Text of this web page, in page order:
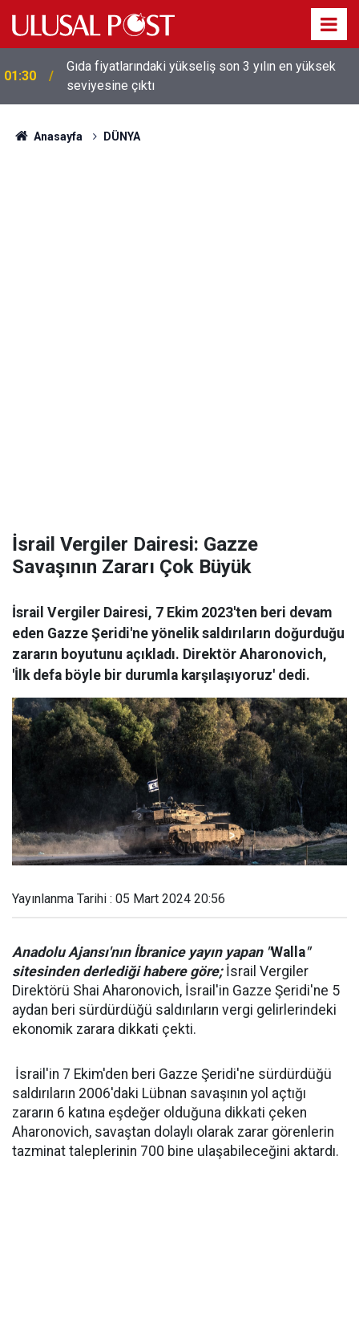
01:26
Galatasaray'dan sekiz kişi hakkında savcılığa suç
duyurusu
Anasayfa DÜNYA
İsrail Vergiler Dairesi: Gazze
Savaşının Zararı Çok Büyük
İsrail Vergiler Dairesi, 7 Ekim 2023'ten beri devam
eden Gazze Şeridi'ne yönelik saldırıların doğurduğu
zararın boyutunu açıkladı. Direktör Aharonovich,
'İlk defa böyle bir durumla karşılaşıyoruz' dedi.
Yayınlanma Tarihi : 05 Mart 2024 20:56
Anadolu Ajansı'nın İbranice yayın yapan "Walla"
sitesinden derlediği habere göre;İsrail Vergiler
Direktörü Shai Aharonovich, İsrail'in Gazze Şeridi'ne 5
aydan beri sürdürdüğü saldırıların vergi gelirlerindeki
ekonomik zarara dikkati çekti.
İsrail'in 7 Ekim'den beri Gazze Şeridi'ne sürdürdüğü
saldırıların 2006'daki Lübnan savaşının yol açtığı
zararın 6 katına eşdeğer olduğuna dikkati çeken
Aharonovich, savaştan dolaylı olarak zarar görenlerin
tazminat taleplerinin 700 bine ulaşabileceğini aktardı.